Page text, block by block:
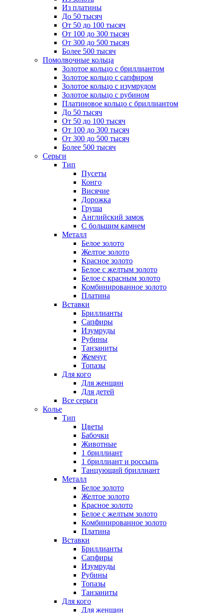
Из платины
До 50 тысяч
От 50 до 100 тысяч
От 100 до 300 тысяч
От 300 до 500 тысяч
Более 500 тысяч
Помолвочные кольца
Золотое кольцо с бриллиантом
Золотое кольцо с сапфиром
Золотое кольцо с изумрудом
Золотое кольцо с рубином
Платиновое кольцо с бриллиантом
До 50 тысяч
От 50 до 100 тысяч
От 100 до 300 тысяч
От 300 до 500 тысяч
Более 500 тысяч
Серьги
Тип
Пусеты
Конго
Висячие
Дорожка
Груша
Английский замок
С большим камнем
Металл
Белое золото
Желтое золото
Красное золото
Белое с желтым золото
Белое с красным золото
Комбинированное золото
Платина
Вставки
Бриллианты
Сапфиры
Изумруды
Рубины
Танзаниты
Жемчуг
Топазы
Для кого
Для женщин
Для детей
Все серьги
Колье
Тип
Цветы
Бабочки
Животные
1 бриллиант
1 бриллиант и россыпь
Танцующий бриллиант
Металл
Белое золото
Желтое золото
Красное золото
Белое с желтым золото
Комбинированное золото
Платина
Вставки
Бриллианты
Сапфиры
Изумруды
Рубины
Топазы
Танзаниты
Для кого
Для женщин